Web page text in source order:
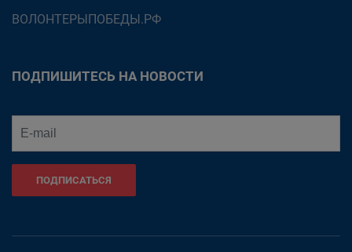
ВОЛОНТЕРЫПОБЕДЫ.РФ
ПОДПИШИТЕСЬ НА НОВОСТИ
ПОДПИСАТЬСЯ